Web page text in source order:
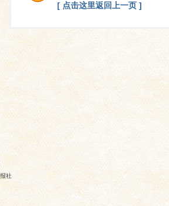
[ 点击这里返回上一页 ]
社